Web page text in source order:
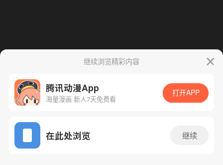
App免费看
继续浏览精彩内容
腾讯动漫App
海量漫画 新人7天免费看
打开APP
在此处浏览 继续